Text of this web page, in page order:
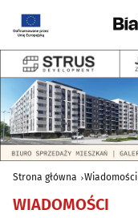
Strona główna Wiadomości
WIADOMOŚCI